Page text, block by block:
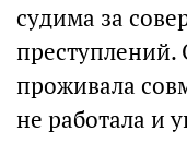
судима за
преступлений.
проживала
не работала и